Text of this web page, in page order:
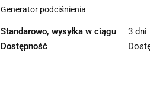
Generator podciśnienia
Generator podciśnienia
Standarowo, wysyłka w ciągu
3 dni
Dostępność